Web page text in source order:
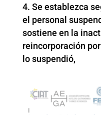
Se establezca
el personal
sostiene en la
reincorporación
lo suspendió,